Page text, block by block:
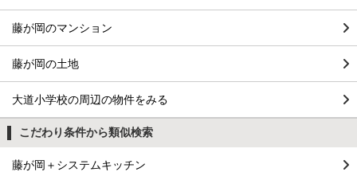
藤が岡のマンション
藤が岡の土地
大道小学校の周辺の物件をみる
こだわり条件から類似検索
藤が岡＋システムキッチン